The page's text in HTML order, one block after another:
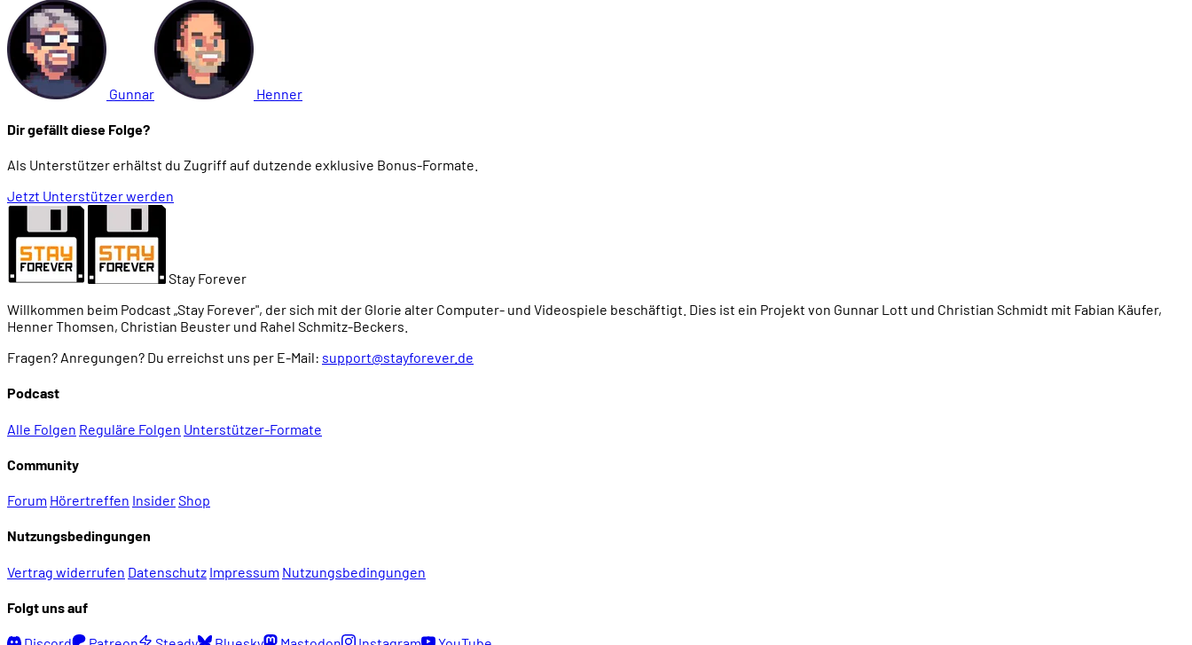
00:14:34 Vollständiges 3D
00:15:18 Problem: Darstellungs-Geschwindigkeit
Das erste Spiel mit 3D-Beschleunigung: Star Fox (1993)
00:18:46 In der Arcade: Virtua Fighter (1993)
00:19:07 Die erste 3D-Konsole: Sony Playstation (1994)
00:22:15
00:27:11 Windows 3 muss beschleunigt werden
00:30:49
Gunnar Henner
Dir gefällt diese Folge?
Als Unterstützer erhältst du Zugriff auf dutzende exklusive Bonus-Formate.
Jetzt Unterstützer werden
Stay Forever
Willkommen beim Podcast „Stay Forever", der sich mit der Glorie alter Computer- und Videospiele beschäftigt. Dies ist ein Projekt von Gunnar Lott und Christian Schmidt mit Fabian Käufer,
Henner Thomsen, Christian Beuster und Rahel Schmitz-Beckers.
Fragen? Anregungen? Du erreichst uns per E-Mail: support@stayforever.de
Podcast
Alle Folgen Reguläre Folgen Unterstützer-Formate
Community
Forum Hörertreffen InsiderShop
Nutzungsbedingungen
Vertrag widerrufen Datenschutz Impressum Nutzungsbedingungen
Folgt uns auf